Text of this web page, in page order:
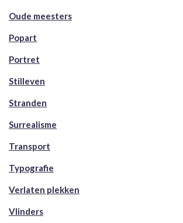
Oude meesters
Popart
Portret
Stilleven
Stranden
Surrealisme
Transport
Typografie
Verlaten plekken
Vlinders